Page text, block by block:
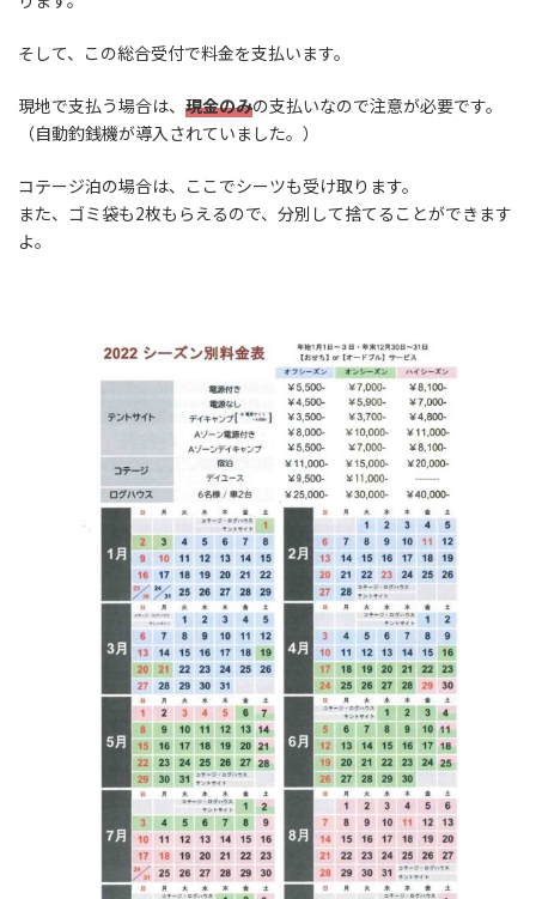
そして、この総合受付で料金を支払います。
現地で支払う場合は、 現金のみの支払いなので注意が必要です。
（自動釣銭機が導入されていました。）
コテージ泊の場合は、ここでシーツも受け取ります。
また、ゴミ袋も2枚もらえるので、分別して捨てることができます
よ。